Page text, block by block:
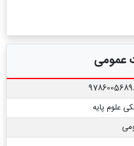
علوم پایه